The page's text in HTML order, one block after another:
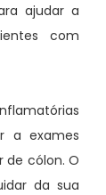
ajudar a
com
a exames
de cólon. O
da sua